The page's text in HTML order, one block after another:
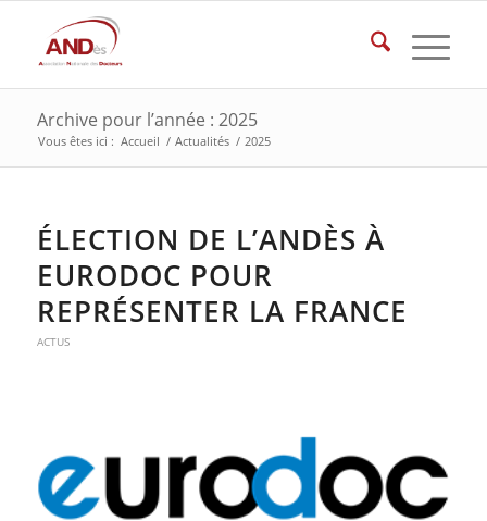
Archive pour l’année : 2025
Vous êtes ici : Accueil / Actualités / 2025
ÉLECTION DE L’ANDÈS À
EURODOC POUR
REPRÉSENTER LA FRANCE
ACTUS